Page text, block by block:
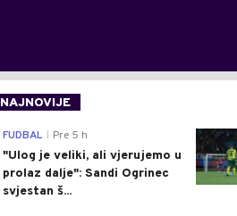
NAJNOVIJE
FUDBAL Pre 5 h
"Ulog je veliki, ali vjerujemo u
prolaz dalje": Sandi Ogrinec
svjestan š...